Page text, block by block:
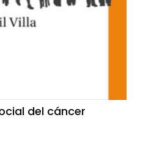
del cáncer